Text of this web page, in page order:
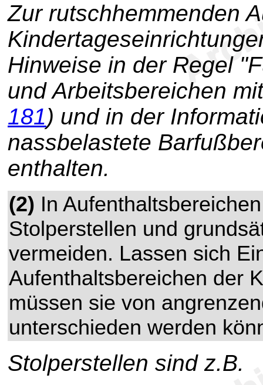
Zur rutschhemmenden
Hinweise in der Regel
und Arbeitsbereichen
181) und in der
nassbelastete
enthalten.
(2) In
Stolperstellen und
vermeiden. Lassen sich
Aufenthaltsbereichen der
müssen sie von
unterschieden werden
Stolperstellen sind z.B.